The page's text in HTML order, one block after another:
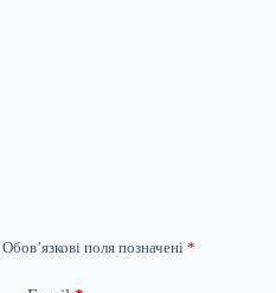
Обов’язкові поля позначені *